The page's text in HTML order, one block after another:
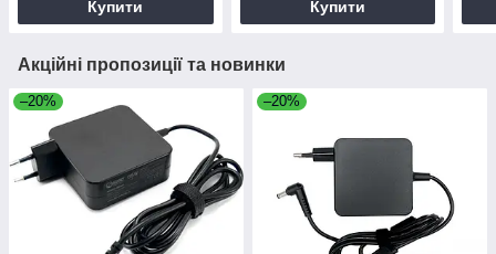
Купити Купити
Акційні пропозиції та новинки
–20% –20%